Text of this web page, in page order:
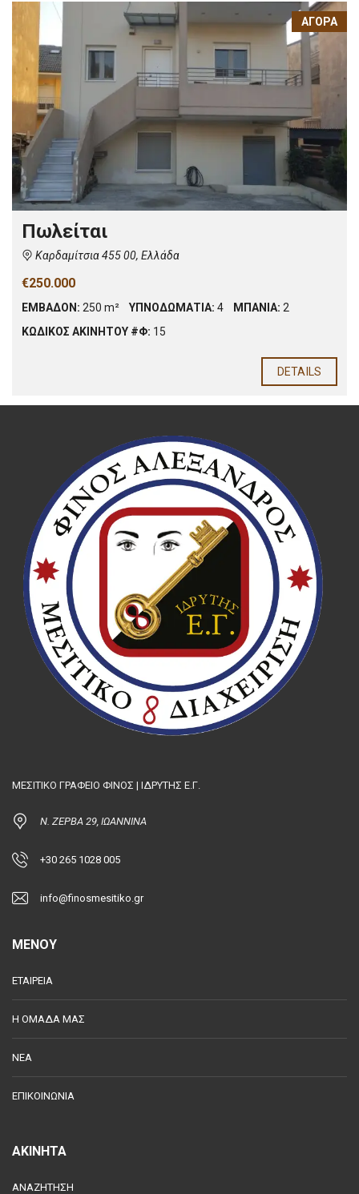
ΑΓΟΡΆ
Πωλείται
Καρδαμίτσια 455 00, Ελλάδα
€250.000
ΕΜΒΑΔΟΝ: 250 m² ΥΠΝΟΔΩΜΑΤΙΑ: 4 ΜΠΑΝΙΑ: 2
ΚΩΔΙΚΟΣ ΑΚΙΝΗΤΟΥ #Φ: 15
DETAILS
ΜΕΣΙΤΙΚΟ ΓΡΑΦΕΙΟ ΦΙΝΟΣ | ΙΔΡΥΤΗΣ Ε.Γ.
Ν. ΖΕΡΒΑ 29, ΙΩΑΝΝΙΝΑ
+30 265 1028 005
info@finosmesitiko.gr
MENOY
ΕΤΑΙΡΕΙΑ
Η ΟΜΑΔΑ ΜΑΣ
ΝΕΑ
ΕΠΙΚΟΙΝΩΝΙΑ
ΑΚΙΝΗΤΑ
ΑΝΑΖΗΤΗΣΗ